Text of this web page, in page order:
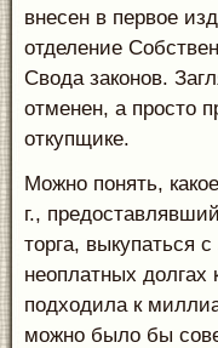
внесен в первое
отделение
Свода законов.
отменен, а просто
откупщике.
Можно понять,
г.,
торга, выкупаться
неоплатных
подходила к
можно было бы